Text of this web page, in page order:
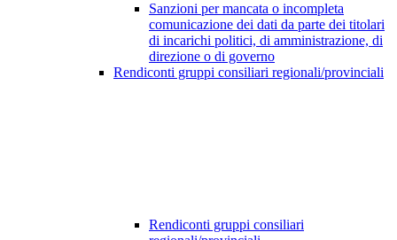
Sanzioni per mancata o incompleta
comunicazione dei dati da parte dei titolari
di incarichi politici, di amministrazione, di
direzione o di governo
Rendiconti gruppi consiliari regionali/provinciali
Rendiconti gruppi consiliari